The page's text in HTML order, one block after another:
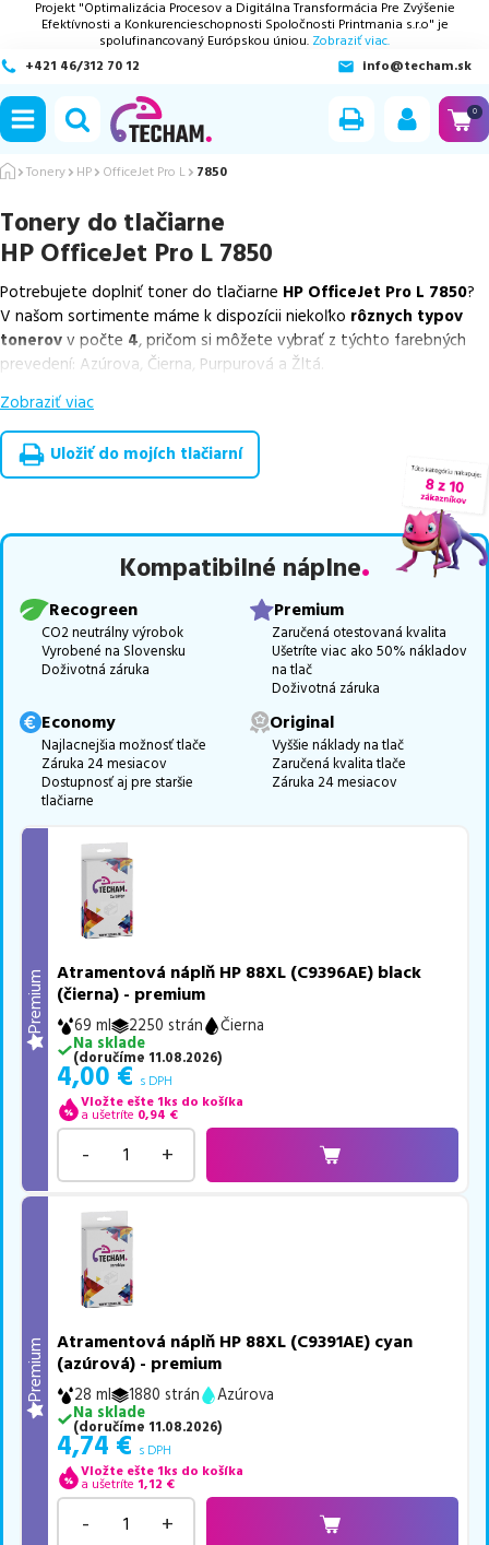
Projekt "Optimalizácia Procesov a Digitálna Transformácia Pre Zvýšenie
Efektívnosti a Konkurencieschopnosti Spoločnosti Printmania s.r.o" je
spolufinancovaný Európskou úniou. Zobraziť viac.
+421 46/312 70 12
info@techam.sk
0
Tonery HP OfficeJet Pro L 7850
Tonery do tlačiarne
HP OfficeJet Pro L 7850
Potrebujete doplniť toner do tlačiarne HP OfficeJet Pro L 7850?
V našom sortimente máme k dispozícii niekoľko rôznych typov
tonerovv počte 4, pričom si môžete vybrať z týchto farebných
prevedení: Azúrova, Čierna, Purpurová a Žltá.
Z uvedeného množstva dostupných náplní
výhodnejšie alternatívy, ktoré plne zachovávajú kvalitu tlače
Súčasťou tejto ponuky súoverené náhrady v rôznych triedach
medzi ktoré patríšpičková trieda PREMIUM
ks.
Celá táto certifikovaná ponuka, spĺňajúca normy ISO 9001 a 14001,
zaručuje bezproblémovú tlač.Najlacnejší produktu nás nájdete
Vieme, že pri nákupe zohráva dôležitú úlohu aj dostupnosť. Preto
sa snažímepravidelne naskladňovať produkty, aby boli ihneď k
dispozícii na odoslanie.Aktuálne máme k tejto tlačiarniv
ponuke 4 ks tonerov,
3 z nich ihneď k expedícii.
Ak si pri výbere nie ste istí, ktoré riešenie je pre vaše potreby
najvhodnejšie, alebo máte akékoľvek ďalšie otázky, môžete sa na
nás kedykoľvek obrátiť e-mailom alebo telefonicky. Sme tu, aby
sme vám pomohli vybrať to najlepšie riešenie.
Zobraziť viac
Uložiť do mojích tlačiarní
Kompatibilné náplne
Recogreen
CO2 neutrálny výrobok
Vyrobené na Slovensku
Doživotná záruka
Premium
Zaručená otestovaná kvalita
Ušetríte viac ako 50% nákladov
na tlač
Doživotná záruka
Economy
Najlacnejšia možnosť tlače
Záruka 24 mesiacov
Dostupnosť aj pre staršie
tlačiarne
Original
Vyššie náklady na tlač
Zaručená kvalita tlače
Záruka 24 mesiacov
Premium
Atramentová náplň HP 88XL (C9396AE) black
(čierna) - premium
69 ml 2250 strán
Čierna
Na sklade
(doručíme 11.08.2026)
4,00 € s DPH
Vložte ešte 1ks do košíka
a ušetríte 0,94 €
- +
Premium
Atramentová náplň HP 88XL (C9391AE) cyan
(azúrová) - premium
28 ml 1880 strán
Azúrova
Na sklade
(doručíme 11.08.2026)
4,74 € s DPH
Vložte ešte 1ks do košíka
a ušetríte 1,12 €
- +